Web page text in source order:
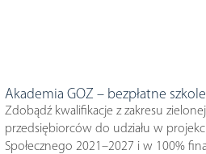
Akademia GOZ – bezpłatne
Zdobądź kwalifikacje z zakresu
przedsiębiorców do udziału w
Społecznego 2021–2027 i w 100%